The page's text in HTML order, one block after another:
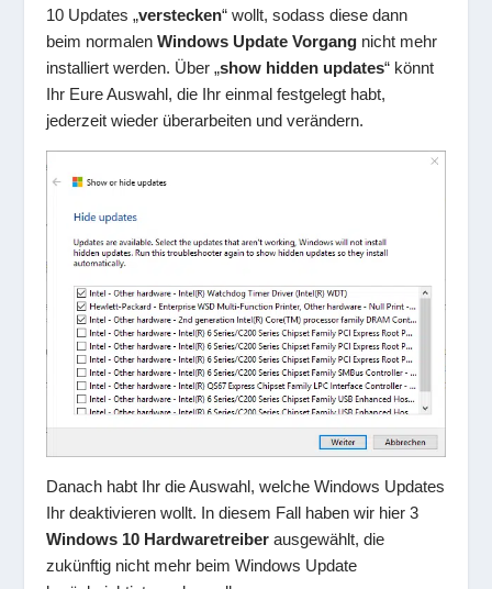
10 Updates „verstecken“ wollt, sodass diese dann
beim normalenWindows Update Vorgang nicht mehr
installiert werden. Über „show hidden updates“ könnt
Ihr Eure Auswahl, die Ihr einmal festgelegt habt,
jederzeit wieder überarbeiten und verändern.
Danach habt Ihr die Auswahl, welche Windows Updates
Ihr deaktivieren wollt. In diesem Fall haben wir hier 3
Windows 10 Hardwaretreiber ausgewählt, die
zukünftig nicht mehr beim Windows Update